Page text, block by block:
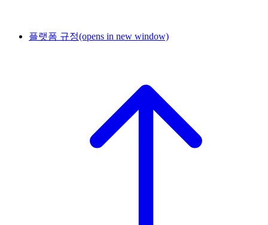
플랫폼 규정(opens in new window)